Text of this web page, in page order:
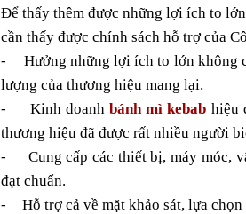
Để thấy thêm được những lợi ích to
cần thấy được chính sách hỗ trợ của
-
Hưởng những lợi ích to lớn không
lượng của thương hiệu mang lại.
-
Kinh doanh bánh mì kebab hiệu
thương hiệu đã được rất nhiều người
-
Cung cấp các thiết bị, máy móc,
đạt chuẩn.
-
Hỗ trợ cả về mặt khảo sát, lựa